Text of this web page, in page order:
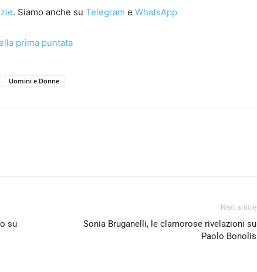
. Siamo anche su Telegram e WhatsApp
prima puntata
Uomini e Donne
su
Next article
Sonia Bruganelli, le clamorose rivelazioni su
Paolo Bonolis